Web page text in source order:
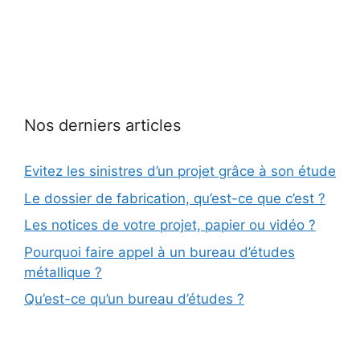
Nos derniers articles
Evitez les sinistres d’un projet grâce à son étude
Le dossier de fabrication, qu’est-ce que c’est ?
Les notices de votre projet, papier ou vidéo ?
Pourquoi faire appel à un bureau d’études
métallique ?
Qu’est-ce qu’un bureau d’études ?